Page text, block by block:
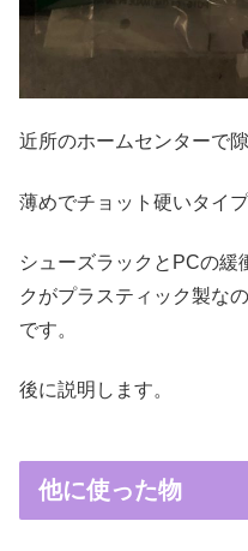
近所のホームセンターで
薄めでチョット硬いタイプ
シューズラックとPCの緩
クがプラスティック製な
です。
後に説明します。
他に使った物